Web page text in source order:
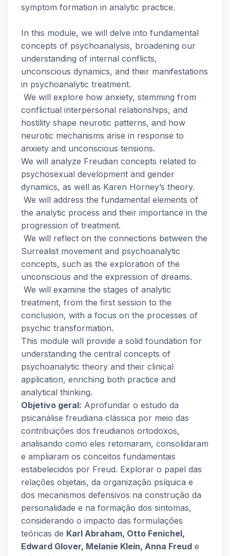
symptom formation in analytic practice.
In this module, we will delve into fundamental
concepts of psychoanalysis, broadening our
understanding of internal conflicts,
unconscious dynamics, and their manifestations
in psychoanalytic treatment.
We will explore how anxiety, stemming from
conflictual interpersonal relationships, and
hostility shape neurotic patterns, and how
neurotic mechanisms arise in response to
anxiety and unconscious tensions.
We will analyze Freudian concepts related to
psychosexual development and gender
dynamics, as well as Karen Horney’s theory.
We will address the fundamental elements of
the analytic process and their importance in the
progression of treatment.
We will reflect on the connections between the
Surrealist movement and psychoanalytic
concepts, such as the exploration of the
unconscious and the expression of dreams.
We will examine the stages of analytic
treatment, from the first session to the
conclusion, with a focus on the processes of
psychic transformation.
This module will provide a solid foundation for
understanding the central concepts of
psychoanalytic theory and their clinical
application, enriching both practice and
analytical thinking.
Objetivo geral: Aprofundar o estudo da
psicanálise freudiana clássica por meio das
contribuições dos freudianos ortodoxos,
analisando como eles retomaram, consolidaram
e ampliaram os conceitos fundamentais
estabelecidos por Freud. Explorar o papel das
relações objetais, da organização psíquica e
dos mecanismos defensivos na construção da
personalidade e na formação dos sintomas,
considerando o impacto das formulações
teóricas de Karl Abraham, Otto Fenichel,
Edward Glover, Melanie Klein, Anna Freud e